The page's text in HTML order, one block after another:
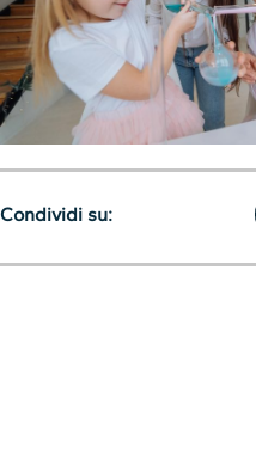
Condividi su: